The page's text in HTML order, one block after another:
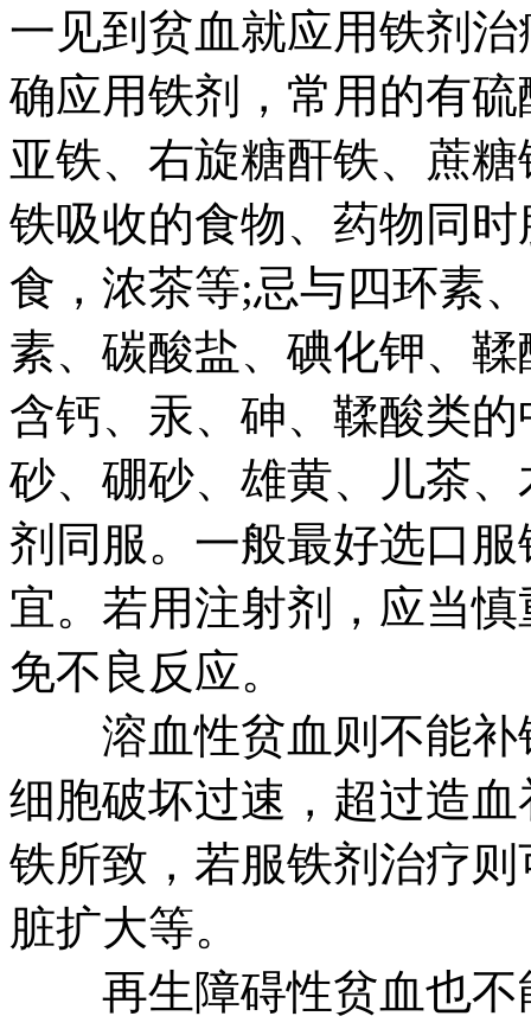
一见到贫血就应用铁剂
确应用铁剂，常用的有
亚铁、右旋糖酐铁、蔗
铁吸收的食物、药物同
食，浓茶等;忌与四环素
素、碳酸盐、碘化钾、
含钙、汞、砷、鞣酸类
砂、硼砂、雄黄、儿茶
剂同服。一般最好选口
宜。若用注射剂，应当
免不良反应。
溶血性贫血则不能补
细胞破坏过速，超过造
铁所致，若服铁剂治疗
脏扩大等。
再生障碍性贫血也不